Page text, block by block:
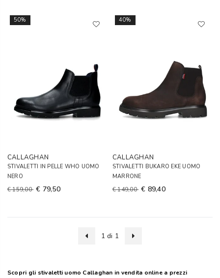
50%
CALLAGHAN
STIVALETTI IN PELLE WHO UOMO
NERO
€ 159,00 € 79,50
40%
CALLAGHAN
STIVALETTI BUKARO EKE UOMO
MARRONE
€ 149,00 € 89,40
1 di 1
Scopri gli stivaletti uomo Callaghan in vendita online a prezzi